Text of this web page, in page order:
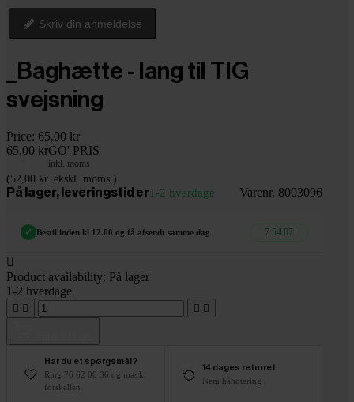
Skriv din anmeldelse
_Baghætte - lang til TIG
svejsning
Price: 65,00 kr
65,00 krGO' PRIS
inkl. moms
(52,00 kr. ekskl. moms.)
På lager, leveringstid er1-2 hverdage Varenr. 8003096
✓ Bestil inden kl 12.00 og få afsendt samme dag 7:54:06

Product availability: På lager
1-2 hverdage
   
Har du et spørgsmål?
Ring 76 62 00 36 og mærk
forskellen.
14 dages returret
Nem håndtering